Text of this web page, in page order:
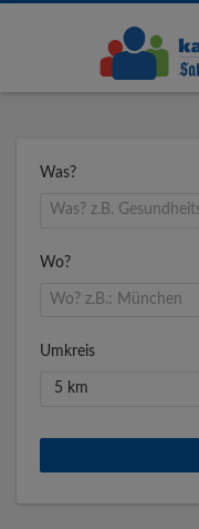
Was?
Wo?
Umkreis